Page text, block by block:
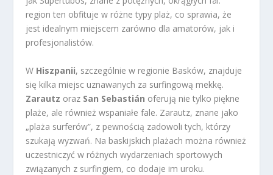
region ten obfituje w różne typy plaż, co sprawia, że
jest idealnym miejscem zarówno dla amatorów, jak i
profesjonalistów.
W Hiszpanii, szczególnie w regionie Basków, znajduje
się kilka miejsc uznawanych za surfingową mekkę.
Zarautz oraz San Sebastián oferują nie tylko piękne
plaże, ale również wspaniałe fale. Zarautz, znane jako
„plaża surferów”, z pewnością zadowoli tych, którzy
szukają wyzwań. Na baskijskich plażach można również
uczestniczyć w różnych wydarzeniach sportowych
związanych z surfingiem, co dodaje im uroku.